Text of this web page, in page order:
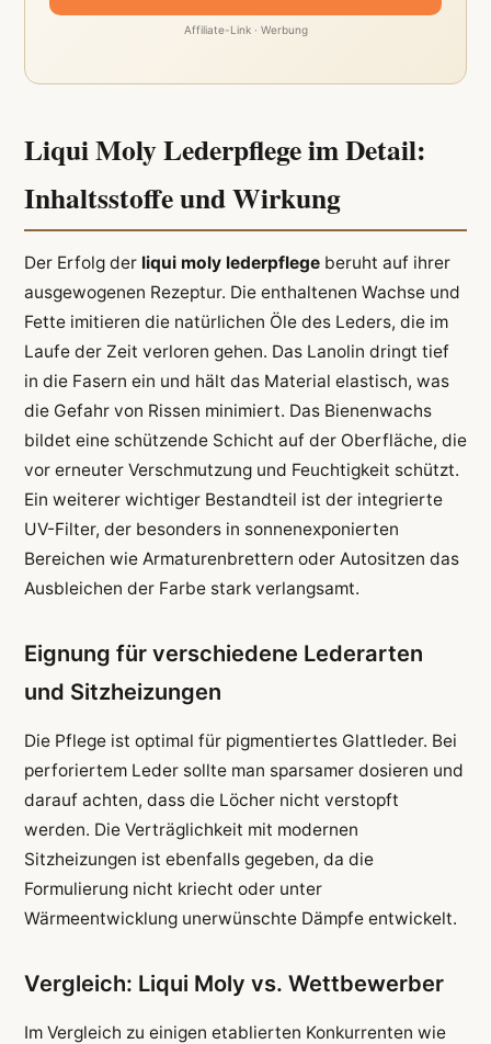
Affiliate-Link · Werbung
Liqui Moly Lederpflege im Detail:
Inhaltsstoffe und Wirkung
Der Erfolg der liqui moly lederpflegeberuht auf ihrer
ausgewogenen Rezeptur. Die enthaltenen Wachse und
Fette imitieren die natürlichen Öle des Leders, die im
Laufe der Zeit verloren gehen. Das Lanolin dringt tief
in die Fasern ein und hält das Material elastisch, was
die Gefahr von Rissen minimiert. Das Bienenwachs
bildet eine schützende Schicht auf der Oberfläche, die
vor erneuter Verschmutzung und Feuchtigkeit schützt.
Ein weiterer wichtiger Bestandteil ist der integrierte
UV-Filter, der besonders in sonnenexponierten
Bereichen wie Armaturenbrettern oder Autositzen das
Ausbleichen der Farbe stark verlangsamt.
Eignung für verschiedene Lederarten
und Sitzheizungen
Die Pflege ist optimal für pigmentiertes Glattleder. Bei
perforiertem Leder sollte man sparsamer dosieren und
darauf achten, dass die Löcher nicht verstopft
werden. Die Verträglichkeit mit modernen
Sitzheizungen ist ebenfalls gegeben, da die
Formulierung nicht kriecht oder unter
Wärmeentwicklung unerwünschte Dämpfe entwickelt.
Vergleich: Liqui Moly vs. Wettbewerber
Im Vergleich zu einigen etablierten Konkurrenten wie